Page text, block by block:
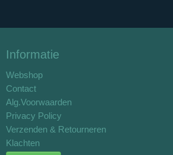
Informatie
Webshop
Contact
Alg.Voorwaarden
Privacy Policy
Verzenden & Retourneren
Klachten